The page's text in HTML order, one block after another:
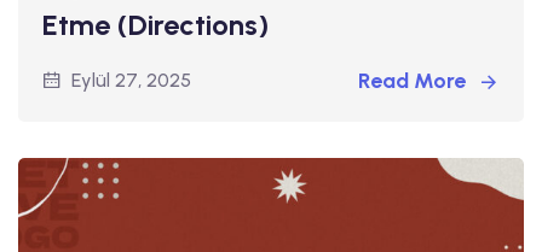
Etme (Directions)
Eylül 27, 2025 Read More